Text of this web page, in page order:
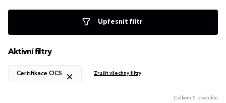
Upřesnit filtr
Aktivní filtry
Certifikace OCS Zrušit všechny filtry
Celkem 5 produktů